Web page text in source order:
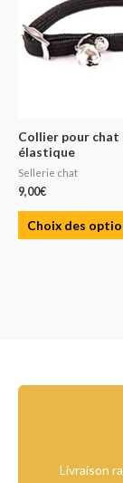
Collier pour chat
élastique
Sellerie chat
9,00€
Choix des
Livraison